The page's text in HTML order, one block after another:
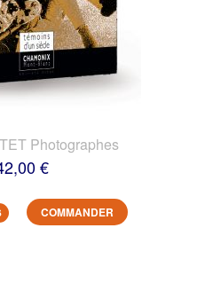
Photographes
€
COMMANDER